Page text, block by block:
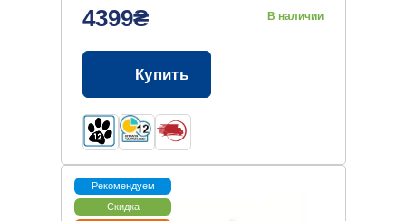
4399₴ В наличии
Купить
Рекомендуем
Скидка